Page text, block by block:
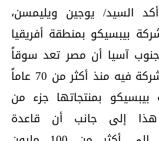
السيد/ يوجين ويليمسن،
بيبسيكو بمنطقة أفريقيا
آسيا أن مصر تعد سوقاً
استراتيجياً تعمل الشركة فيه منذ أكثر من 70 عاماً
بمنتجاتها جزء من
هذا إلى جانب أن قاعدة